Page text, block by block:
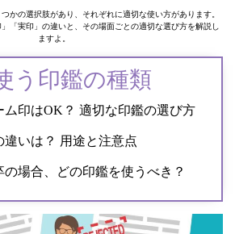
かの選択肢があり、それぞれに適切な使い方があります。
「実印」の違いと、その場面ごとの適切な選び方を解説し
ますよ。
う印鑑の種類
ム印はOK？ 適切な印鑑の選び方
違いは？ 用途と注意点
の場合、どの印鑑を使うべき？